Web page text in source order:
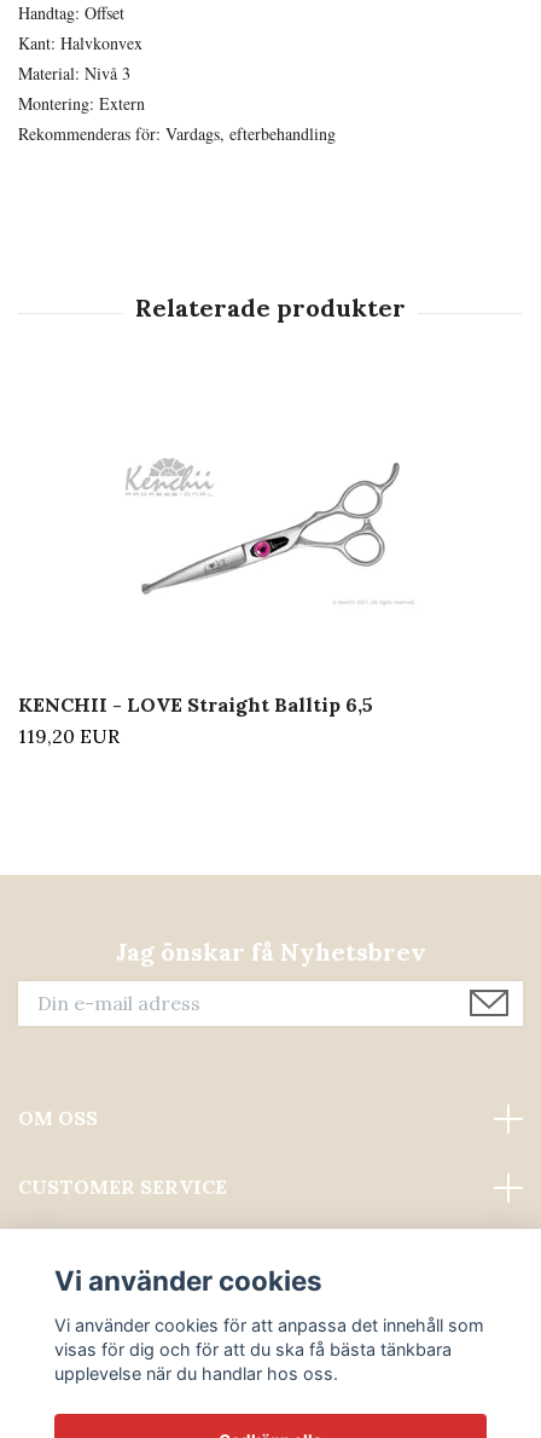
Handtag: Offset
Kant: Halvkonvex
Material: Nivå 3
Montering: Extern
Rekommenderas för: Vardags, efterbehandling
KENCHII - LOVE Straight Balltip 6,5
119,20 EUR
Jag önskar få Nyhetsbrev
OM OSS
CUSTOMER SERVICE
Sociala medier
Vi använder cookies
Vi använder cookies för att anpassa det innehåll som
visas för dig och för att du ska få bästa tänkbara
upplevelse när du handlar hos oss.